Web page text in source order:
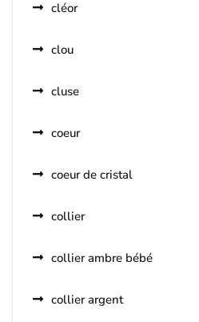
cléor
clou
cluse
coeur
coeur de cristal
collier
collier ambre bébé
collier argent